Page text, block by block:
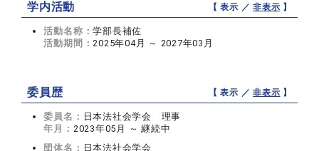
学内活動 【 表示 ／非表示 】
活動名称：学部長補佐
活動期間：2025年04月 ～ 2027年03月
委員歴 【 表示 ／非表示 】
委員名： 日本法社会学会 理事
年月： 2023年05月 ～ 継続中
団体名： 日本法社会学会